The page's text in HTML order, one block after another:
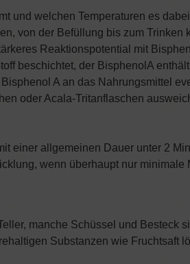
und welchen Temperaturen es
von der Befüllung bis zum
Reaktionspotential mit
beschichtet, der BisphenolA
A an das Nahrungsmittel
oder Acala-Tritanflaschen
einer allgemeinen Dauer unter 2
wenn überhaupt nur
manche Schüssel und Besteck
Substanzen wie Fruchtsaft